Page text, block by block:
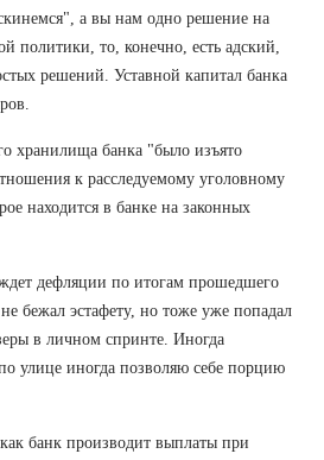
а вы нам одно решение на
политики, то, конечно, есть адский,
решений. Уставной капитал банка
хранилища банка "было изъято
к расследуемому уголовному
находится в банке на законных
дефляции по итогам прошедшего
бежал эстафету, но тоже уже попадал
в личном спринте. Иногда
улице иногда позволяю себе порцию
банк производит выплаты при